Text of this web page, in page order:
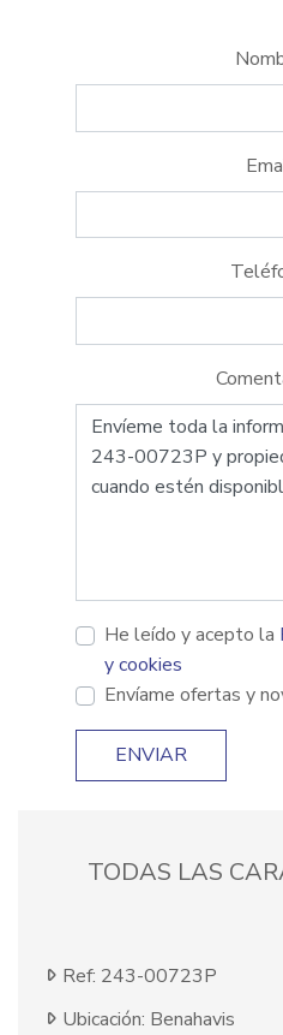
He leído y acepto la
y cookies
Envíame ofertas y
ENVIAR
TODAS LAS
Ref: 243-00723P
Ubicación: Benahavis